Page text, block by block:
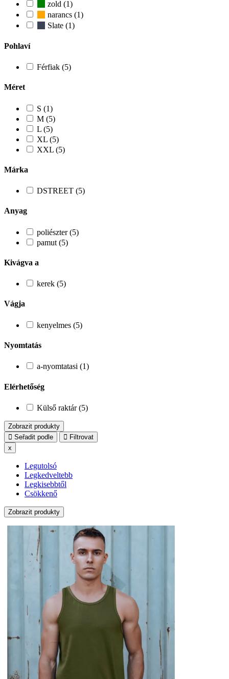
zold (1)
narancs (1)
Slate (1)
Pohlaví
Férfiak (5)
Méret
S (1)
M (5)
L (5)
XL (5)
XXL (5)
Márka
DSTREET (5)
Anyag
poliészter (5)
pamut (5)
Kivágva a
kerek (5)
Vágja
kenyelmes (5)
Nyomtatás
a-nyomtatasi (1)
Elérhetőség
Külső raktár (5)
Zobrazit produkty
Seřadit podle
Filtrovat
x
Legutolsó
Legkedveltebb
Legkisebbtől
Csökkenő
Zobrazit produkty